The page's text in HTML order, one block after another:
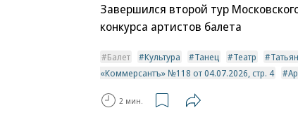
Завершился второй тур
конкурса артистов балета
Балет Культура Танец Театр
«Коммерсантъ» №118 от 04.07.2026, стр. 4
2 мин.